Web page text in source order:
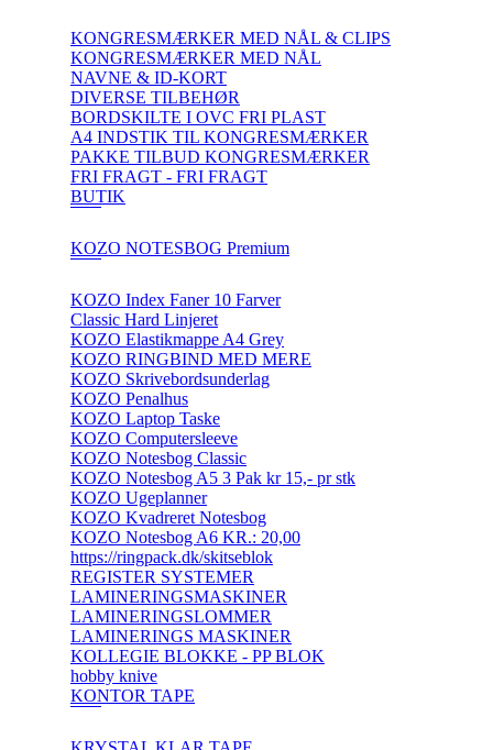
KONGRESMÆRKER MED NÅL & CLIPS
KONGRESMÆRKER MED NÅL
NAVNE & ID-KORT
DIVERSE TILBEHØR
BORDSKILTE I OVC FRI PLAST
A4 INDSTIK TIL KONGRESMÆRKER
PAKKE TILBUD KONGRESMÆRKER
FRI FRAGT - FRI FRAGT
BUTIK
KOZO NOTESBOG Premium
KOZO Index Faner 10 Farver
Classic Hard Linjeret
KOZO Elastikmappe A4 Grey
KOZO RINGBIND MED MERE
KOZO Skrivebordsunderlag
KOZO Penalhus
KOZO Laptop Taske
KOZO Computersleeve
KOZO Notesbog Classic
KOZO Notesbog A5 3 Pak kr 15,- pr stk
KOZO Ugeplanner
KOZO Kvadreret Notesbog
KOZO Notesbog A6 KR.: 20,00
https://ringpack.dk/skitseblok
REGISTER SYSTEMER
LAMINERINGSMASKINER
LAMINERINGSLOMMER
LAMINERINGS MASKINER
KOLLEGIE BLOKKE - PP BLOK
hobby knive
KONTOR TAPE